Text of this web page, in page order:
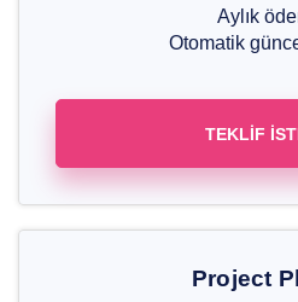
Aylık
Otomatik
TEKLIF
Project